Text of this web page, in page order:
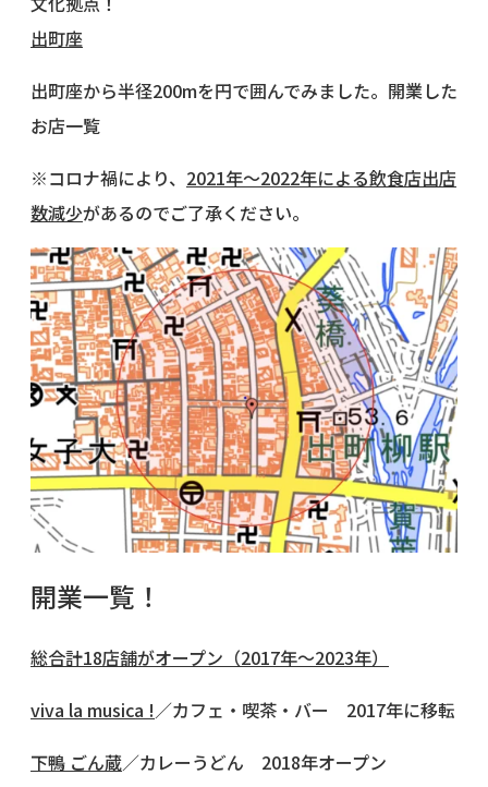
出町座
出町座から半径200mを円で囲んでみました。開業した
お店一覧
※コロナ禍により、 2021年〜2022年による飲食店出店
数減少があるのでご了承ください。
開業一覧！
総合計18店舗がオープン（2017年〜2023年）
viva la musica !／カフェ・喫茶・バー 2017年に移転
下鴨 ごん蔵／カレーうどん 2018年オープン